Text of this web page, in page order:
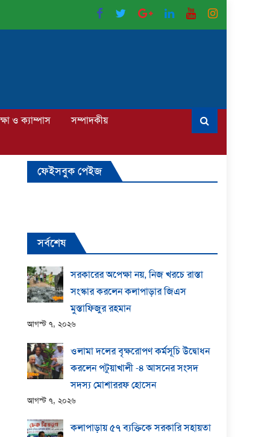
ও ক্যাম্পাস সম্পাদকীয়
ফেইসবুক পেইজ
সর্বশেষ
সরকারের অপেক্ষা নয়, নিজ খরচে রাস্তা
সংস্কার করলেন কলাপাড়ার জিএস
মুস্তাফিজুর রহমান
আগস্ট ৭, ২০২৬
ওলামা দলের বৃক্ষরোপণ কর্মসূচি উদ্বোধন
করলেন পটুয়াখালী -৪ আসনের সংসদ
সদস্য মোশাররফ হোসেন
আগস্ট ৭, ২০২৬
কলাপাড়ায় ​৫৭ ব্যক্তিকে সরকারি সহায়তা